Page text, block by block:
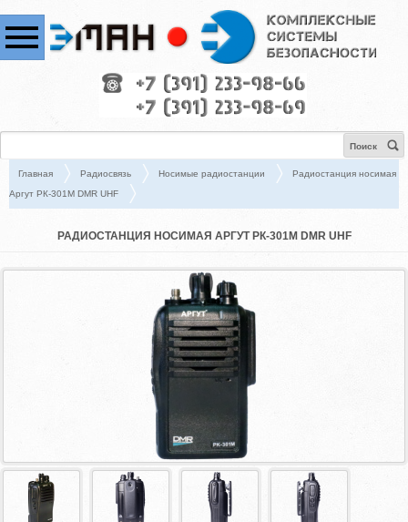
Поиск
Главная Радиосвязь Носимые радиостанции
Радиостанция носимая
Аргут РК-301М DMR UHF
РАДИОСТАНЦИЯ НОСИМАЯ АРГУТ РК-301М DMR UHF